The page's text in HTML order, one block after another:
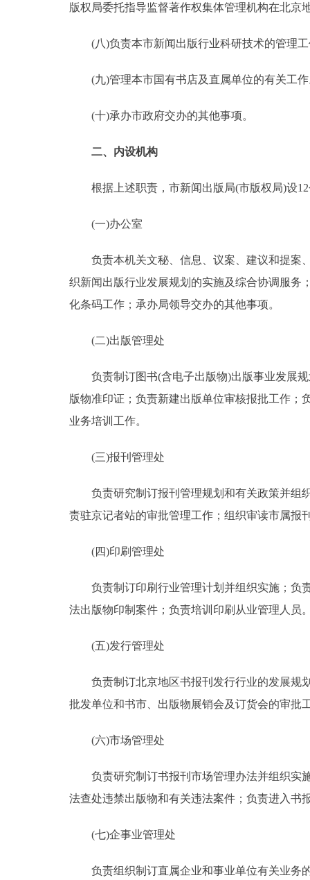
版权局委托指导监督著作权集体管理机构在北京
(八)负责本市新闻出版行业科研技术的管理工
(九)管理本市国有书店及直属单位的有关工作
(十)承办市政府交办的其他事项。
二、内设机构
根据上述职责，市新闻出版局(市版权局)设12
(一)办公室
负责本机关文秘、信息、议案、建议和提案、
织新闻出版行业发展规划的实施及综合协调服务
化条码工作；承办局领导交办的其他事项。
(二)出版管理处
负责制订图书(含电子出版物)出版事业发展规
版物准印证；负责新建出版单位审核报批工作；
业务培训工作。
(三)报刊管理处
负责研究制订报刊管理规划和有关政策并组织
责驻京记者站的审批管理工作；组织审读市属报
(四)印刷管理处
负责制订印刷行业管理计划并组织实施；负责
法出版物印制案件；负责培训印刷从业管理人员
(五)发行管理处
负责制订北京地区书报刊发行行业的发展规划
批发单位和书市、出版物展销会及订货会的审批
(六)市场管理处
负责研究制订书报刊市场管理办法并组织实施
法查处违禁出版物和有关违法案件；负责进入书
(七)企事业管理处
负责组织制订直属企业和事业单位有关业务的